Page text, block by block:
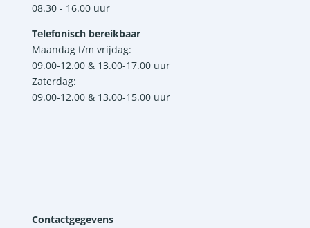
08.30 - 16.00 uur
Telefonisch bereikbaar
Maandag t/m vrijdag:
09.00-12.00 & 13.00-17.00 uur
Zaterdag:
09.00-12.00 & 13.00-15.00 uur
Contactgegevens